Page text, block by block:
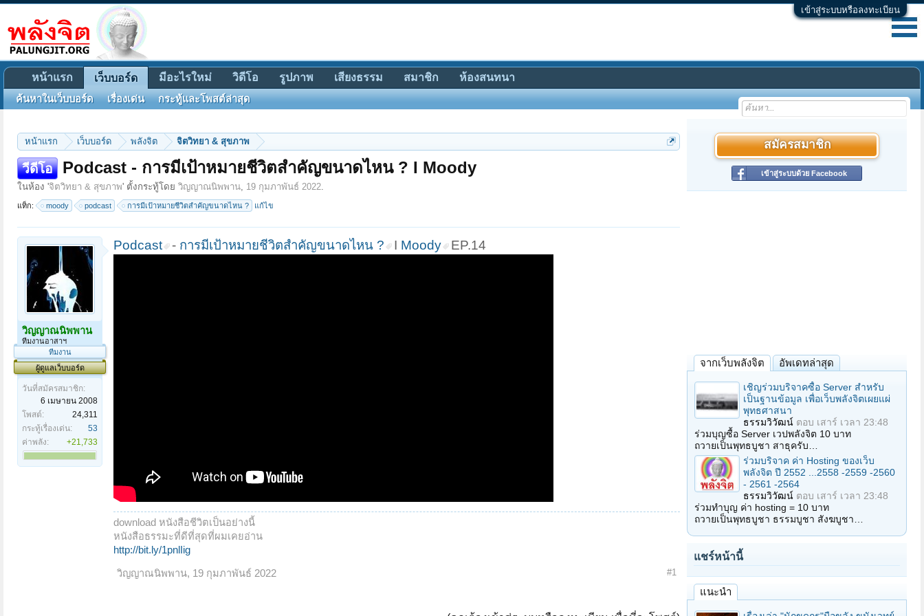
เข้าสู่ระบบหรือลงทะเบียน
หน้าแรก เว็บบอร์ด พลังจิต จิตวิทยา & สุขภาพ
วีดีโอ Podcast - การมีเป้าหมายชีวิตสำคัญขนาดไหน ? I Moody
ในห้อง 'จิตวิทยา & สุขภาพ' ตั้งกระทู้โดย วิญญาณนิพพาน, 19 กุมภาพันธ์ 2022.
แท็ก: moody podcast การมีเป้าหมายชีวิตสำคัญขนาดไหน ? แก้ไข
วิญญาณนิพพาน
ทีมงานอาสาฯ
ทีมงาน
ผู้ดูแลเว็บบอร์ด
วันที่สมัครสมาชิก:
6 เมษายน 2008
โพสต์:
24,311
กระทู้เรื่องเด่น:
53
ค่าพลัง:
+21,733
Podcast - การมีเป้าหมายชีวิตสำคัญขนาดไหน ? I Moody EP.14
download หนังสือชีวิตเป็นอย่างนี้
หนังสือธรรมะที่ดีที่สุดที่ผมเคยอ่าน
http://bit.ly/1pnlIig
วิญญาณนิพพาน, 19 กุมภาพันธ์ 2022 #1
สมัครสมาชิก
เข้าสู่ระบบด้วย Facebook
จากเว็บพลังจิต อัพเดทล่าสุด
เชิญร่วมบริจาคซื้อ Server สำหรับ
เป็นฐานข้อมูล เพื่อเว็บพลังจิตเผยแผ่
พุทธศาสนา
ธรรมวิวัฒน์ ตอบ เสาร์ เวลา 23:48
ร่วมบุญซื้อ Server เวปพลังจิต 10 บาท
ถวายเป็นพุทธบูชา สาธุครับ…
ร่วมบริจาค ค่า Hosting ของเว็บ
พลังจิต ปี 2552 ...2558 -2559 -2560
- 2561 -2564
ธรรมวิวัฒน์ ตอบ เสาร์ เวลา 23:48
ร่วมทำบุญ ค่า hosting = 10 บาท
ถวายเป็นพุทธบูชา ธรรมบูชา สังฆบูชา…
แชร์หน้านี้
แนะนำ
หน้าแรก เว็บบอร์ด
ค้นหาในเว็บบอร์ด เรื่องเด่น กระทู้และโพสต์ล่าสุด
มีอะไรใหม่ วิดีโอ รูปภาพ เสียงธรรม สมาชิก ห้องสนทนา